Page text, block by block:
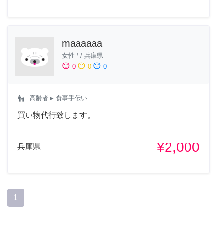
maaaaaa
女性 / / 兵庫県
sentiment_satisfied 0 sentiment_neutral 0 sentiment_dissatisfied 0
escalator_warning 高齢者 ▸ 食事手伝い
買い物代行致します。
兵庫県 ¥2,000
1